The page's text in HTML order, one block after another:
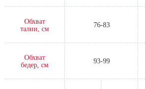
Обхват
талии, см
76-83
Обхват
бедер, см
93-99